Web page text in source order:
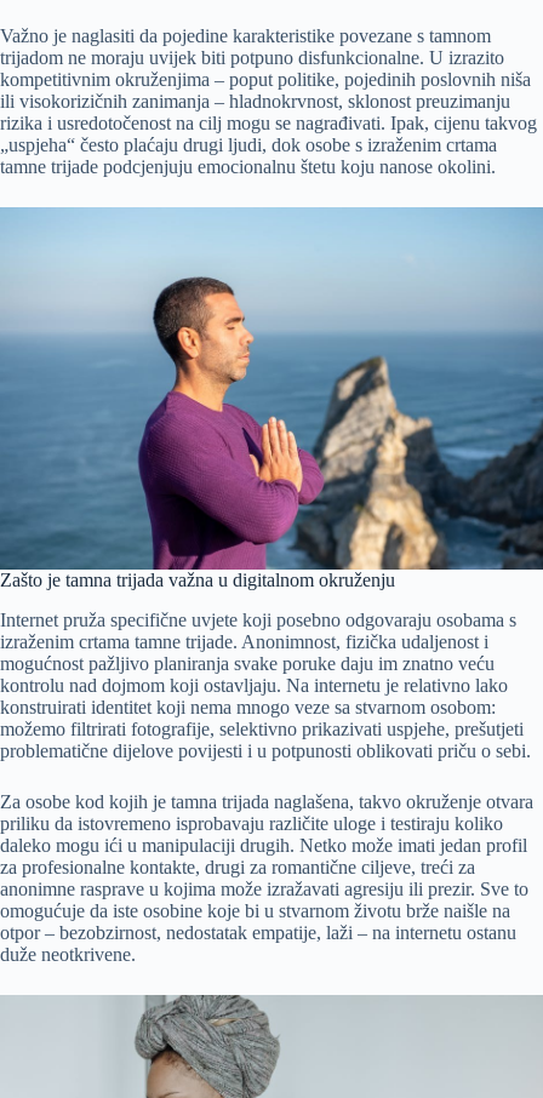
Važno je naglasiti da pojedine karakteristike povezane s tamnom
trijadom ne moraju uvijek biti potpuno disfunkcionalne. U izrazito
kompetitivnim okruženjima – poput politike, pojedinih poslovnih niša
ili visokorizičnih zanimanja – hladnokrvnost, sklonost preuzimanju
rizika i usredotočenost na cilj mogu se nagrađivati. Ipak, cijenu takvog
„uspjeha“ često plaćaju drugi ljudi, dok osobe s izraženim crtama
tamne trijade podcjenjuju emocionalnu štetu koju nanose okolini.
Zašto je tamna trijada važna u digitalnom okruženju
Internet pruža specifične uvjete koji posebno odgovaraju osobama s
izraženim crtama tamne trijade. Anonimnost, fizička udaljenost i
mogućnost pažljivo planiranja svake poruke daju im znatno veću
kontrolu nad dojmom koji ostavljaju. Na internetu je relativno lako
konstruirati identitet koji nema mnogo veze sa stvarnom osobom:
možemo filtrirati fotografije, selektivno prikazivati uspjehe, prešutjeti
problematične dijelove povijesti i u potpunosti oblikovati priču o sebi.
Za osobe kod kojih je tamna trijada naglašena, takvo okruženje otvara
priliku da istovremeno isprobavaju različite uloge i testiraju koliko
daleko mogu ići u manipulaciji drugih. Netko može imati jedan profil
za profesionalne kontakte, drugi za romantične ciljeve, treći za
anonimne rasprave u kojima može izražavati agresiju ili prezir. Sve to
omogućuje da iste osobine koje bi u stvarnom životu brže naišle na
otpor – bezobzirnost, nedostatak empatije, laži – na internetu ostanu
duže neotkrivene.